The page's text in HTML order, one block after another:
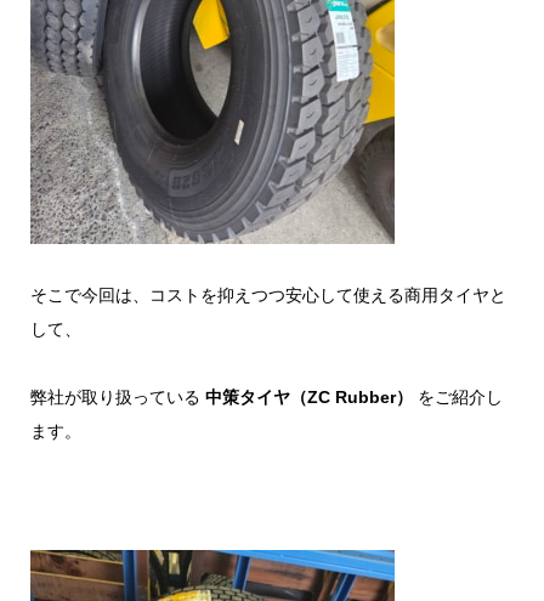
そこで今回は、コストを抑えつつ安心して使える商用タイヤと
して、
弊社が取り扱っている 中策タイヤ（ZC Rubber）
をご紹介し
ます。